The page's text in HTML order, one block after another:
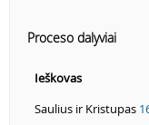
Proceso dalyviai
Ieškovas
Saulius ir Kristupas